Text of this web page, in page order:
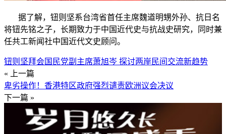
据了解，钮则坚系台湾省首任主席魏道明甥外孙、抗日名
将钮先铭之子，长期致力于中国近代史与抗战史研究，同时兼
任共工新闻社中国近代文史顾问。
钮则坚拜会国民党副主席萧旭岑 探讨两岸民间交流新趋势
« 上一篇
卑劣操作！香港特区政府强烈谴责欧洲议会决议
下一篇 »